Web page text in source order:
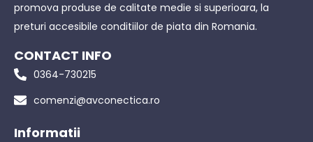
promova produse de calitate medie si superioara, la
preturi accesibile conditiilor de piata din Romania.
CONTACT INFO
0364-730215
comenzi@avconectica.ro
Informatii